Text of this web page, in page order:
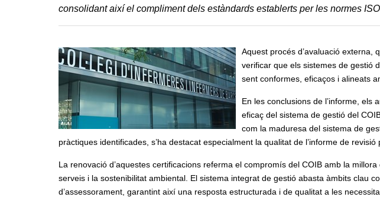
consolidant així el compliment dels estàndards establerts per les normes
Aquest procés d’avaluació externa,
verificar que els sistemes de gestió
sent conformes, eficaços i alineats
En les conclusions de l’informe, els
eficaç del sistema de gestió del
com la maduresa del sistema de
pràctiques identificades, s’ha destacat especialment la qualitat de l’informe de revisió
La renovació d’aquestes certificacions referma el compromís del COIB amb la
serveis i la sostenibilitat ambiental. El sistema integrat de gestió abasta àmbits clau
d’assessorament, garantint així una resposta estructurada i de qualitat a les